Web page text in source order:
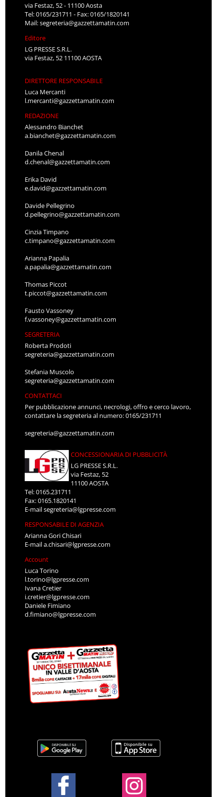
via Festaz, 52 - 11100 Aosta
Tel: 0165/231711 - Fax: 0165/1820141
Mail:segreteria@gazzettamatin.com
Editore
LG PRESSE S.R.L.
via Festaz, 52 11100 AOSTA
DIRETTORE RESPONSABILE
Luca Mercanti
l.mercanti@gazzettamatin.com
REDAZIONE
Alessandro Bianchet
a.bianchet@gazzettamatin.com
Danila Chenal
d.chenal@gazzettamatin.com
Erika David
e.david@gazzettamatin.com
Davide Pellegrino
d.pellegrino@gazzettamatin.com
Cinzia Timpano
c.timpano@gazzettamatin.com
Arianna Papalia
a.papalia@gazzettamatin.com
Thomas Piccot
t.piccot@gazzettamatin.com
Fausto Vassoney
f.vassoney@gazzettamatin.com
SEGRETERIA
Roberta Prodoti
segreteria@gazzettamatin.com
Stefania Muscolo
segreteria@gazzettamatin.com
CONTATTACI
Per pubblicazione annunci, necrologi, offro e cerco lavoro,
contattare la segreteria al numero: 0165/231711
segreteria@gazzettamatin.com
CONCESSIONARIA DI PUBBLICITÀ
LG PRESSE S.R.L.
via Festaz, 52
11100 AOSTA
Tel: 0165.231711
Fax: 0165.1820141
E-mailsegreteria@lgpresse.com
RESPONSABILE DI AGENZIA
Arianna Gori Chisari
E-maila.chisari@lgpresse.com
Account
Luca Torino
l.torino@lgpresse.com
Ivana Cretier
i.cretier@lgpresse.com
Daniele Fimiano
d.fimiano@lgpresse.com